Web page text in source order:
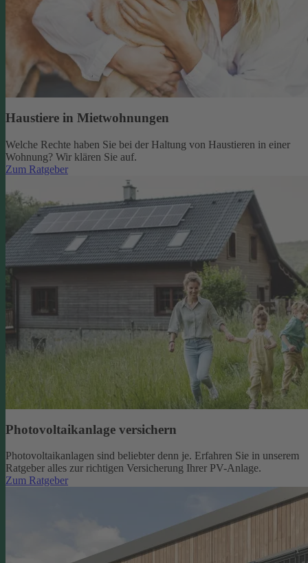
Haustiere in Mietwohnungen
Welche Rechte haben Sie bei der Haltung von Haustieren in einer
Wohnung? Wir klären Sie auf.
Zum Ratgeber
Photovoltaikanlage versichern
Photovoltaikanlagen sind beliebter denn je. Erfahren Sie in unserem
Ratgeber alles zur richtigen Versicherung Ihrer PV-Anlage.
Zum Ratgeber